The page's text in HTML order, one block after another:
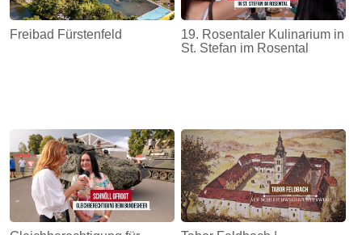
Freibad Fürstenfeld
19. Rosentaler Kulinarium in
St. Stefan im Rosental